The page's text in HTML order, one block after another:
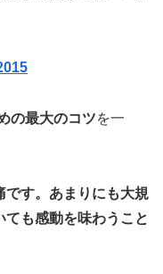
の最大のコツを一
です。あまりにも大規
も感動を味わうこと